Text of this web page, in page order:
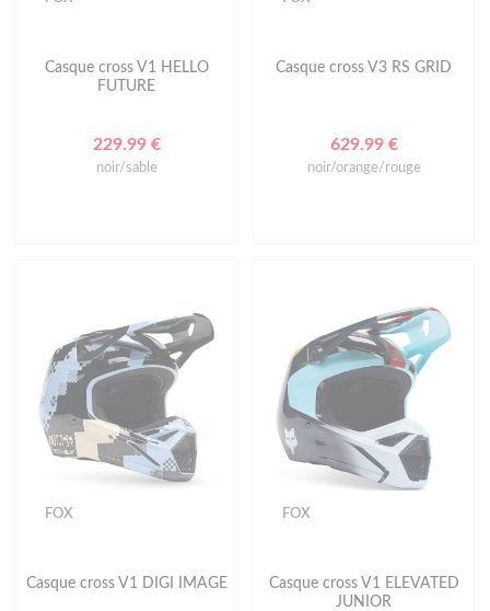
Casque cross V1 HELLO
FUTURE
229.99 €
noir/sable
Casque cross V3 RS GRID
629.99 €
noir/orange/rouge
FOX
Casque cross V1 DIGI IMAGE
FOX
Casque cross V1 ELEVATED
JUNIOR